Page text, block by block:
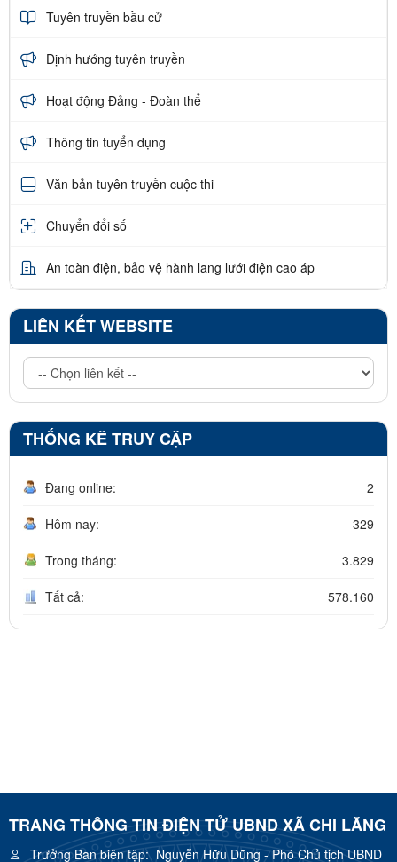
Tuyên truyền bầu cử
Định hướng tuyên truyền
Hoạt động Đảng - Đoàn thể
Thông tin tuyển dụng
Văn bản tuyên truyền cuộc thi
Chuyển đổi số
An toàn điện, bảo vệ hành lang lưới điện cao áp
LIÊN KẾT WEBSITE
THỐNG KÊ TRUY CẬP
Đang online: 2
Hôm nay: 329
Trong tháng: 3.829
Tất cả: 578.160
TRANG THÔNG TIN ĐIỆN TỬ UBND XÃ CHI LĂNG
Trưởng Ban biên tập:Nguyễn Hữu Dũng - Phó Chủ tịch UBND